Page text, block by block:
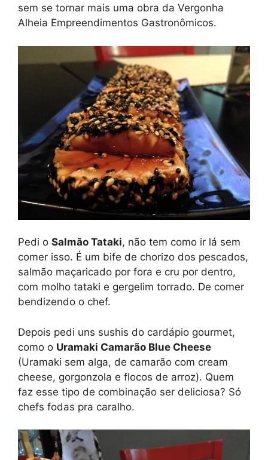
sem se tornar mais uma obra da Vergonha
Alheia Empreendimentos Gastronômicos.
Pedi o Salmão Tataki, não tem como ir lá sem
comer isso. É um bife de chorizo dos pescados,
salmão maçaricado por fora e cru por dentro,
com molho tataki e gergelim torrado. De comer
bendizendo o chef.
Depois pedi uns sushis do cardápio gourmet,
como o Uramaki Camarão Blue Cheese
(Uramaki sem alga, de camarão com cream
cheese, gorgonzola e flocos de arroz). Quem
faz esse tipo de combinação ser deliciosa? Só
chefs fodas pra caralho.